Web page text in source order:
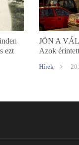
ezt
JÖN A
Azok
Hírek